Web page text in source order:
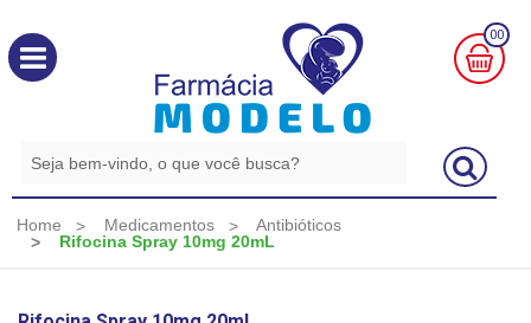
00
0,00
Home Medicamentos
Antibióticos
Rifocina Spray 10mg 20mL